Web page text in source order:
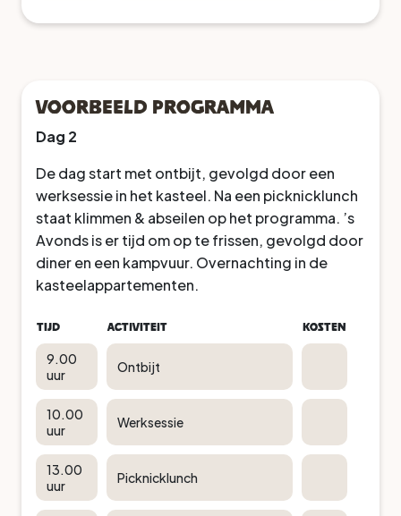
Voorbeeld programma
Dag 2
De dag start met ontbijt, gevolgd door een
werksessie in het kasteel. Na een picknicklunch
staat klimmen & abseilen op het programma. ’s
Avonds is er tijd om op te frissen, gevolgd door
diner en een kampvuur. Overnachting in de
kasteelappartementen.
Tijd Activiteit Kosten
9.00
uur
Ontbijt
10.00
uur
Werksessie
13.00
uur
Picknicklunch